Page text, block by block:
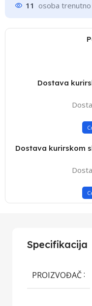
11 osoba
Dostava
Dostava kurirskom
Specifikacija
PROIZVOĐAČ